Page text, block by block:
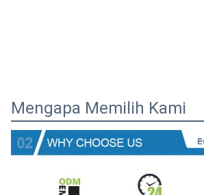
Mengapa Memilih Kami